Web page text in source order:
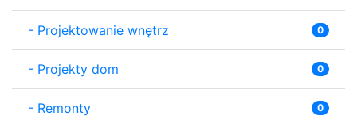
- Projektowanie wnętrz 0
- Projekty dom 0
- Remonty 0